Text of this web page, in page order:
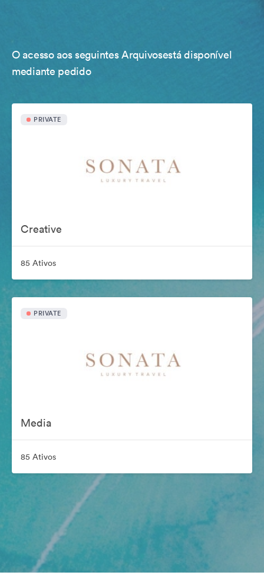
O acesso aos seguintes Arquivosestá disponível
mediante pedido
PRIVATE
Creative
85 Ativos
PRIVATE
Media
85 Ativos